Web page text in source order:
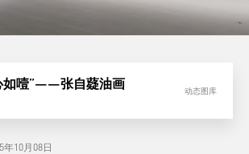
如噎”——张自薿油画
动态图库
年10月08日